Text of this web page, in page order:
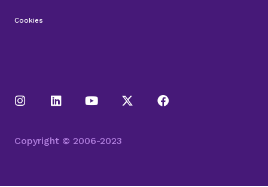
Cookies
Copyright © 2006-2023